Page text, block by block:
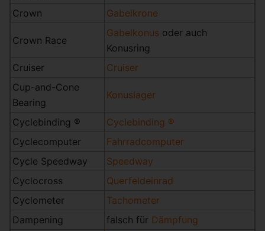
Crown Gabelkrone
Crown Race
Gabelkonus oder auch
Konusring
Cruiser
Cruiser
Cup-and-Cone
Bearing
Konuslager
Cyclebinding ®
Cyclebinding ®
Cyclecomputer
Fahrradcomputer
Cycle Speedway
Speedway
Cyclocross
Querfeldeinrad
Cyclometer
Tachometer
Dampening
falsch für Dämpfung